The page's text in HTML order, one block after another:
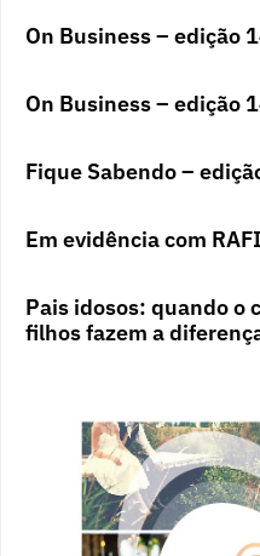
On Business – edição
On Business – edição
Fique Sabendo –
Em evidência com
Pais idosos: quando o
filhos fazem a